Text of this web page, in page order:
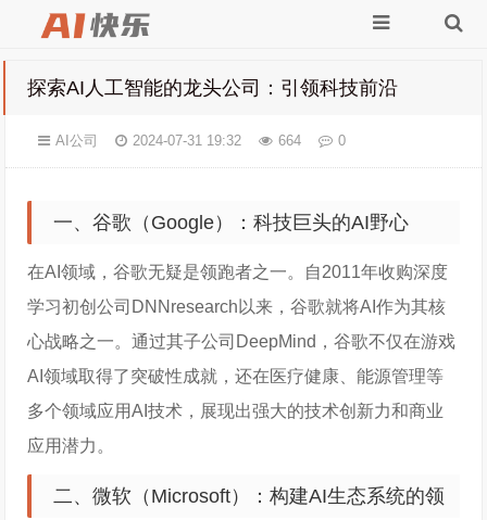
探索AI人工智能的龙头公司：引领科技前沿
AI公司 2024-07-31 19:32 664 0
一、谷歌（Google）：科技巨头的AI野心
在AI领域，谷歌无疑是领跑者之一。自2011年收购深度
学习初创公司DNNresearch以来，谷歌就将AI作为其核
心战略之一。通过其子公司DeepMind，谷歌不仅在游戏
AI领域取得了突破性成就，还在医疗健康、能源管理等
多个领域应用AI技术，展现出强大的技术创新力和商业
应用潜力。
二、微软（Microsoft）：构建AI生态系统的领